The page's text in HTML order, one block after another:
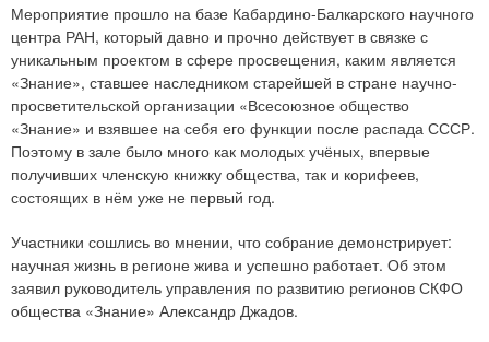
Мероприятие прошло на базе Кабардино-Балкарского научного
центра РАН, который давно и прочно действует в связке с
уникальным проектом в сфере просвещения, каким является
«Знание», ставшее наследником старейшей в стране научно-
просветительской организации «Всесоюзное общество
«Знание» и взявшее на себя его функции после распада СССР.
Поэтому в зале было много как молодых учёных, впервые
получивших членскую книжку общества, так и корифеев,
состоящих в нём уже не первый год.
Участники сошлись во мнении, что собрание демонстрирует:
научная жизнь в регионе жива и успешно работает. Об этом
заявил руководитель управления по развитию регионов СКФО
общества «Знание» Александр Джадов.